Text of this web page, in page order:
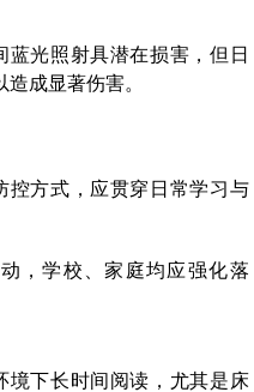
光照射具潜在损害，但日
成显著伤害。
控方式，应贯穿日常学习与
，学校、家庭均应强化落
境下长时间阅读，尤其是床